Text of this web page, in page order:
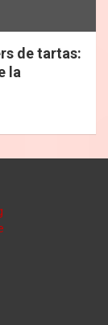
de tartas:
la